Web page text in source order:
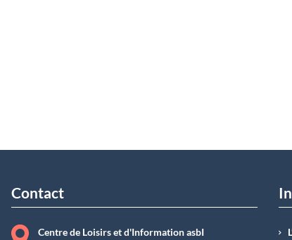
Contact
Centre de Loisirs et d'Information asbI